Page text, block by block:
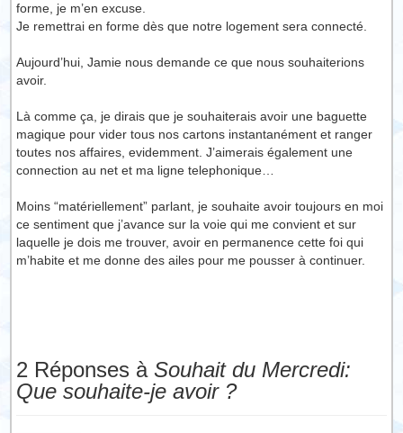
forme, je m’en excuse.
Je remettrai en forme dès que notre logement sera connecté.
Aujourd’hui, Jamie nous demande ce que nous souhaiterions
avoir.
Là comme ça, je dirais que je souhaiterais avoir une baguette
magique pour vider tous nos cartons instantanément et ranger
toutes nos affaires, evidemment. J’aimerais également une
connection au net et ma ligne telephonique…
Moins “matériellement” parlant, je souhaite avoir toujours en moi
ce sentiment que j’avance sur la voie qui me convient et sur
laquelle je dois me trouver, avoir en permanence cette foi qui
m’habite et me donne des ailes pour me pousser à continuer.
2 Réponses àSouhait du Mercredi:
Que souhaite-je avoir ?